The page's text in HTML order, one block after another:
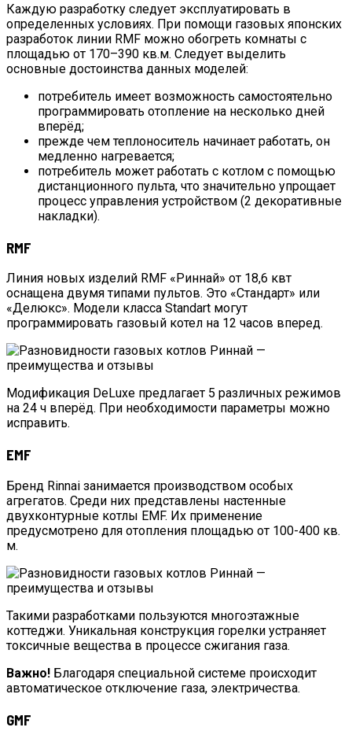
Каждую разработку следует эксплуатировать в
определенных условиях. При помощи газовых японских
разработок линии RMF можно обогреть комнаты с
площадью от 170–390 кв.м. Следует выделить
основные достоинства данных моделей:
потребитель имеет возможность самостоятельно
программировать отопление на несколько дней
вперёд;
прежде чем теплоноситель начинает работать, он
медленно нагревается;
потребитель может работать с котлом с помощью
дистанционного пульта, что значительно упрощает
процесс управления устройством (2 декоративные
накладки).
RMF
Линия новых изделий RMF «Риннай» от 18,6 квт
оснащена двумя типами пультов. Это «Стандарт» или
«Делюкс». Модели класса Standart могут
программировать газовый котел на 12 часов вперед.
Модификация DeLuxe предлагает 5 различных режимов
на 24 ч вперёд. При необходимости параметры можно
исправить.
EMF
Бренд Rinnai занимается производством особых
агрегатов. Среди них представлены настенные
двухконтурные котлы EMF. Их применение
предусмотрено для отопления площадью от 100-400 кв.
м.
Такими разработками пользуются многоэтажные
коттеджи. Уникальная конструкция горелки устраняет
токсичные вещества в процессе сжигания газа.
Важно! Благодаря специальной системе происходит
автоматическое отключение газа, электричества.
GMF